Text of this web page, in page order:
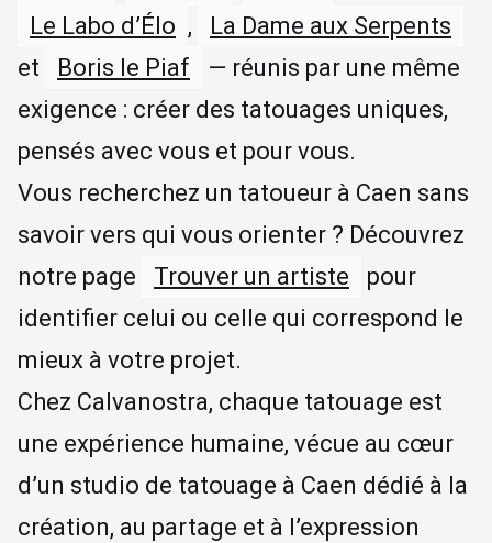
Le Labo d’Élo ,
La Dame aux Serpents
et
Boris le Piaf
— réunis par une même
exigence : créer des tatouages uniques,
pensés avec vous et pour vous.
Vous recherchez un tatoueur à Caen sans
savoir vers qui vous orienter ? Découvrez
notre page
Trouver un artiste
pour
identifier celui ou celle qui correspond le
mieux à votre projet.
Chez Calvanostra, chaque tatouage est
une expérience humaine, vécue au cœur
d’un studio de tatouage à Caen dédié à la
création, au partage et à l’expression